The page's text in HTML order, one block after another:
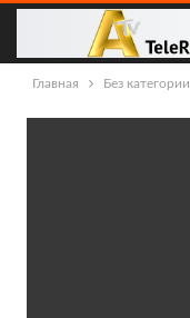
Главная Без категории